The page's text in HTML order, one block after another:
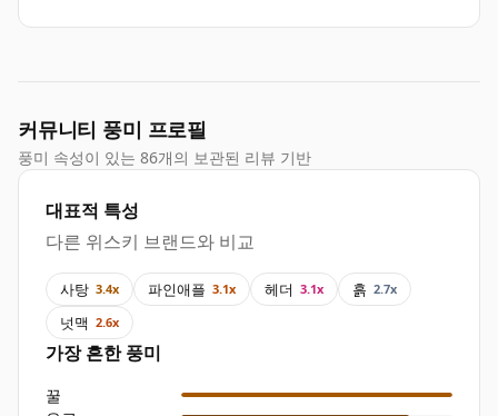
커뮤니티 풍미 프로필
풍미 속성이 있는 86개의 보관된 리뷰 기반
대표적 특성
다른 위스키 브랜드와 비교
사탕 3.4x 파인애플 3.1x 헤더 3.1x 흙 2.7x
넛맥 2.6x
가장 흔한 풍미
꿀